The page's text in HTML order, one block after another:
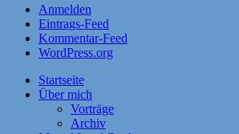
Anmelden
Eintrags-Feed
Kommentar-Feed
WordPress.org
Startseite
Über mich
Vorträge
Archiv